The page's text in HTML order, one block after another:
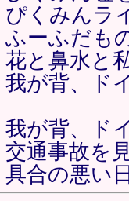
ぴくみんラ
ふーふだも
花と鼻水と
我が背、ド
我が背、ド
交通事故を
具合の悪い